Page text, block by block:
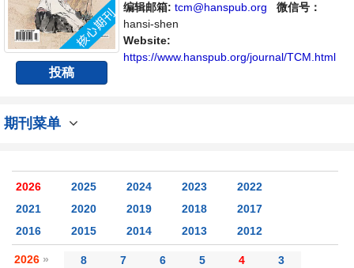
投稿
人员提供一个传播、分享和讨论中医学领域内
不同方向问题与发展的交流平台。
编辑邮箱: tcm@hanspub.org
微信号：
hansi-shen
Website:
https://www.hanspub.org/journal/TCM.html
期刊菜单
2026 2025 2024 2023
2022
2021
2020 2019 2018
2017
2016
2015 2014 2013 2012
2026 » 8 7 6 5 4
3